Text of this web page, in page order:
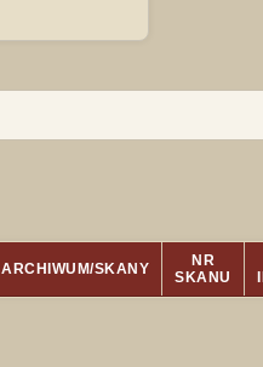
ARCHIWUM/SKANY
NR
SKANU